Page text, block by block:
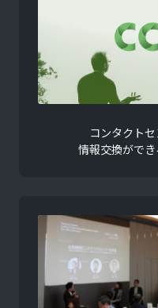
コンタクト
情報交換がで